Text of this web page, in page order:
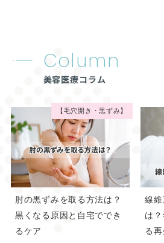
Column
美容医療コラム
【毛穴開き・黒ずみ】
肘の黒ずみを取る方法は？
黒くなる原因と自宅ででき
るケア
線維
は
る